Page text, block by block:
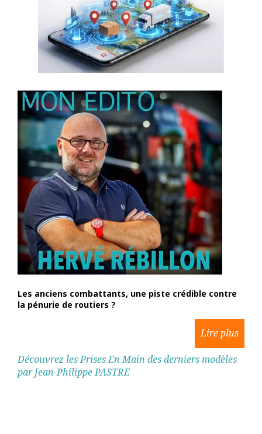
Les anciens combattants, une piste crédible contre
la pénurie de routiers ?
Découvrez les Prises En Main des derniers modèles
par Jean-Philippe PASTRE